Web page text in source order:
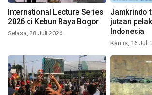
International Lecture Series
2026 di Kebun Raya Bogor
Selasa, 28 Juli 2026
Jamkrindo
jutaan
Indonesia
Kamis, 16 Juli